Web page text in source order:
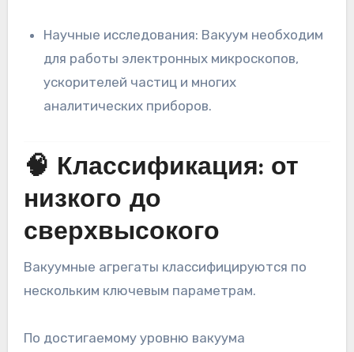
Научные исследования: Вакуум необходим
для работы электронных микроскопов,
ускорителей частиц и многих
аналитических приборов.
🧠 Классификация: от
низкого до
сверхвысокого
Вакуумные агрегаты классифицируются по
нескольким ключевым параметрам.
По достигаемому уровню вакуума